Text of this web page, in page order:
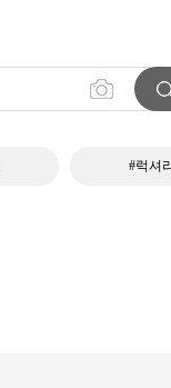
#럭셔